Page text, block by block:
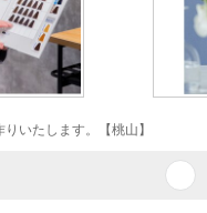
いたします。【桃山】